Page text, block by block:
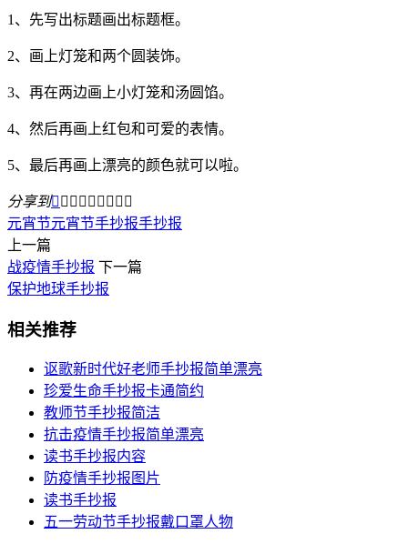
1、先写出标题画出标题框。
2、画上灯笼和两个圆装饰。
3、再在两边画上小灯笼和汤圆馅。
4、然后再画上红包和可爱的表情。
5、最后再画上漂亮的颜色就可以啦。
分享到        
元宵节元宵节手抄报手抄报
上一篇
战疫情手抄报 下一篇
保护地球手抄报
相关推荐
讴歌新时代好老师手抄报简单漂亮
珍爱生命手抄报卡通简约
教师节手抄报简洁
抗击疫情手抄报简单漂亮
读书手抄报内容
​防疫情手抄报图片
读书手抄报
五一劳动节手抄报戴口罩人物